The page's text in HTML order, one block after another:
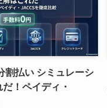
割払い シミュレーシ
！ペイディ・